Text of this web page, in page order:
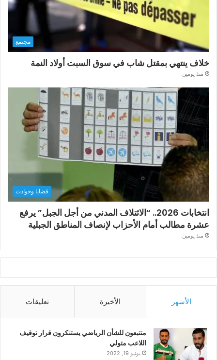
مجتمع
خلاف ينتهي بمقتل شاب في سوق السبت أولاد النمة
منذ يومين
قضايا وحوادث
انتخابات 2026.. “الائتلاف المدني من أجل الجبل” يرفع
عشرة مطالب أمام الأحزاب لإنصاف المناطق الجبلية
منذ يومين
الأشهر الأخيرة تعليقات
متتبعون للشأن الرياضي يستنكرون قرار توقيف
اللاعب متولي
يونيو 19, 2022